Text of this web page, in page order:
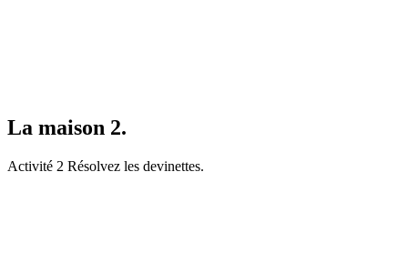
La maison 2.
Activité 2 Résolvez les devinettes.